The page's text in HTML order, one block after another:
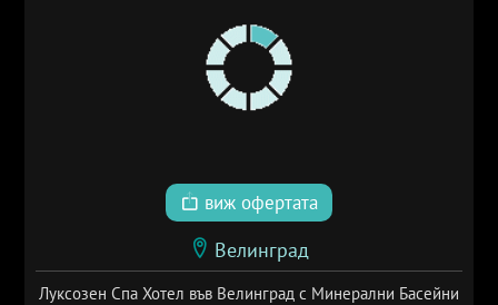
виж офертата
Велинград
Луксозен Спа Хотел във Велинград с Минерални Басейни